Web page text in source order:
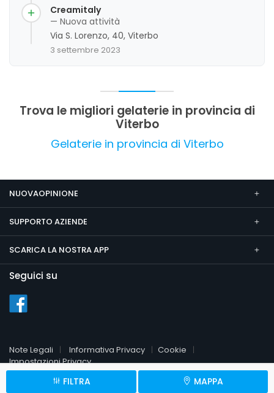
La varietà di gusti, che spazia dai classici alle
creazioni stagionali, riceve generalmente giudizi
molto positivi, così come il servizio cordiale e
disponibile del personale. Tra le aree di
miglioramento si riscontrano alcune opinioni più
ai commenti entusiasti. Nel complesso, questa
chi visita Viterbo, offrendo un'esperienza
autentica e di alta qualità.
Creamitaly
— Nuova attività
Via S. Lorenzo, 40, Viterbo
3 settembre 2023
Trova le migliori gelaterie in provincia di
Viterbo
Gelaterie in provincia di Viterbo
FILTRA MAPPA
NUOVAOPINIONE
SUPPORTO AZIENDE
SCARICA LA NOSTRA APP
Seguici su
Note Legali Informativa Privacy
Cookie
Impostazioni Privacy
© 2026 NuovaOpinione.it
P.Iva 09451510961